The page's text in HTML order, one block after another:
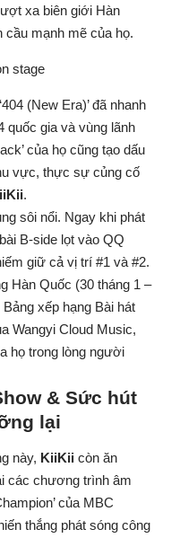
xa biên giới Hàn
mạnh mẽ của họ.
(New Era)’ đã nhanh
quốc gia và vùng lãnh
của họ cũng tạo dấu
vực, thực sự củng cố
.
sôi nổi. Ngay khi phát
B-side lọt vào QQ
giữ cả vị trí #1 và #2.
Hàn Quốc (30 tháng 1 –
xếp hạng Bài hát
Wangyi Cloud Music,
họ trong lòng người
& Sức hút
lại
này, KiiKii còn ăn
các chương trình âm
của MBC
thắng phát sóng công